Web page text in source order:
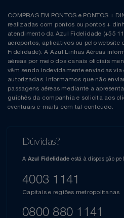
COMPRAS EM PONTOS e PONTOS +
realizadas com pontos ou pontos +
atendimento da Azul Fidelidade (+55
aeroportos, aplicativos ou pelo website
Fidelidade). A Azul Linhas Aéreas
aéreas por meio dos canais oficiais
vêm sendo indevidamente enviadas
autorizadas. Informamos que não
passagens aéreas mediante a
guichês da companhia e solicita aos
eventuais e-mails com tal conteúdo.
Dúvidas?
A Azul Fidelidade está à disposição
4003 1141
Capitais e regiões metropolitanas
0800 880 1141